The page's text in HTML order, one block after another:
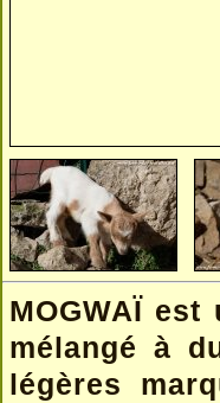
MOGWAÏ
mélangé à
légères